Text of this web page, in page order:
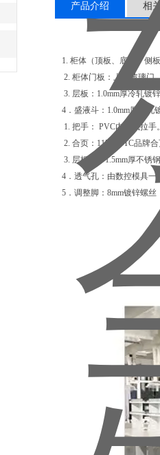
产品介绍 相
1. 柜体（顶板、底板、侧
2. 柜体门板：上下玻璃门
3. 层板：1.0mm厚冷轧镀
4．盛液斗：1.0mm厚冷
1. 把手： PVC内嵌式拉手
2. 合页：115度DTC品牌
3. 层板销：1.5mm厚不锈
4．透气孔：由数控模具一
5．调整脚：8mm镀锌螺